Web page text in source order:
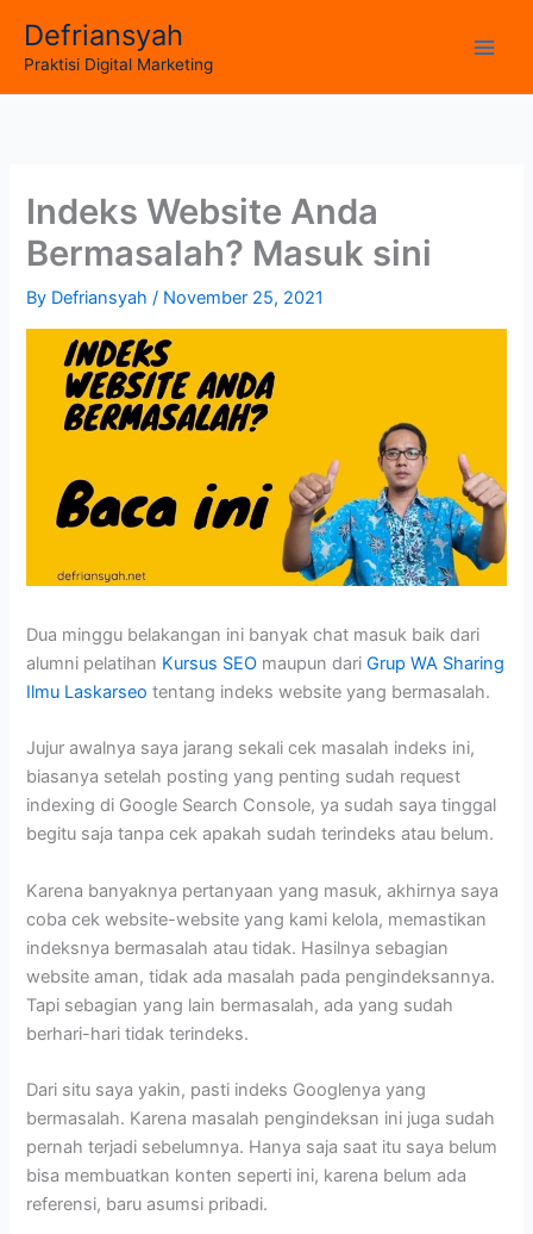
content
Defriansyah
Praktisi Digital Marketing
Indeks Website Anda
Bermasalah? Masuk sini
By Defriansyah/ November 25, 2021
Dua minggu belakangan ini banyak chat masuk baik dari
alumni pelatihan Kursus SEO maupun dariGrup WA Sharing
Ilmu Laskarseo tentang indeks website yang bermasalah.
Jujur awalnya saya jarang sekali cek masalah indeks ini,
biasanya setelah posting yang penting sudah request
indexing di Google Search Console, ya sudah saya tinggal
begitu saja tanpa cek apakah sudah terindeks atau belum.
Karena banyaknya pertanyaan yang masuk, akhirnya saya
coba cek website-website yang kami kelola, memastikan
indeksnya bermasalah atau tidak. Hasilnya sebagian
website aman, tidak ada masalah pada pengindeksannya.
Tapi sebagian yang lain bermasalah, ada yang sudah
berhari-hari tidak terindeks.
Dari situ saya yakin, pasti indeks Googlenya yang
bermasalah. Karena masalah pengindeksan ini juga sudah
pernah terjadi sebelumnya. Hanya saja saat itu saya belum
bisa membuatkan konten seperti ini, karena belum ada
referensi, baru asumsi pribadi.